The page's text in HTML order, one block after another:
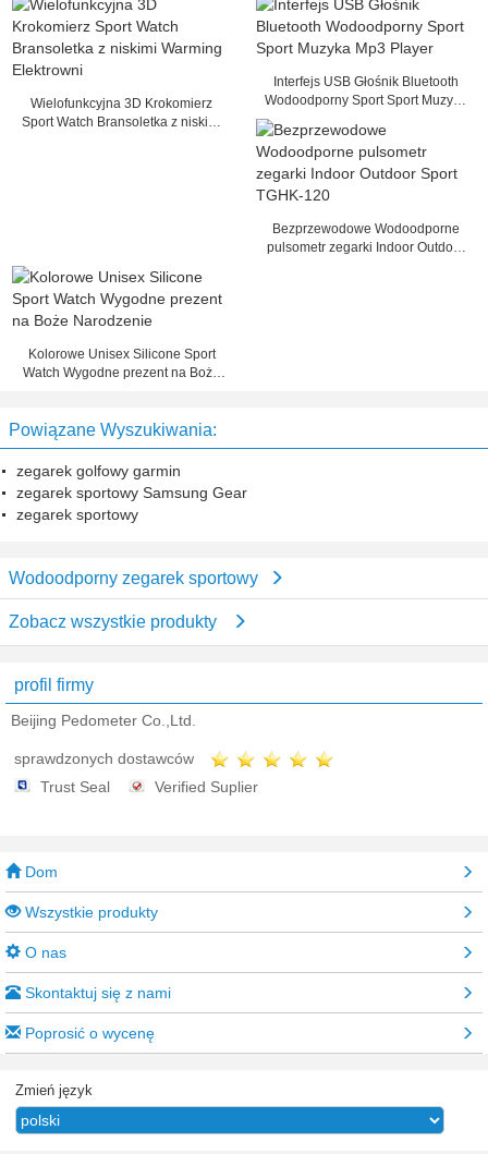
Wielofunkcyjna 3D Krokomierz
Sport Watch Bransoletka z niskimi
Interfejs USB Głośnik Bluetooth
Wodoodporny Sport Sport Muzyka
Bezprzewodowe Wodoodporne
pulsometr zegarki Indoor Outdoor
Kolorowe Unisex Silicone Sport
Watch Wygodne prezent na Boże
Powiązane Wyszukiwania:
zegarek golfowy garmin
zegarek sportowy Samsung Gear
zegarek sportowy
Wodoodporny zegarek sportowy
Zobacz wszystkie produkty
profil firmy
Beijing Pedometer Co.,Ltd.
sprawdzonych dostawców
Trust Seal
Verified Suplier
Dom
Wszystkie produkty
O nas
Skontaktuj się z nami
Poprosić o wycenę
Zmień język